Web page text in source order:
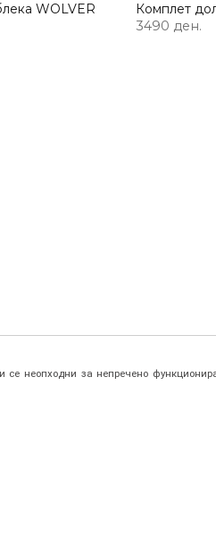
WOLVER
Комплет
3490 ден.
се неопходни за непречено